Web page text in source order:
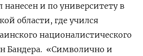
нанесен и по университету в
области, где учился
националистического
Бандера. «Символично и